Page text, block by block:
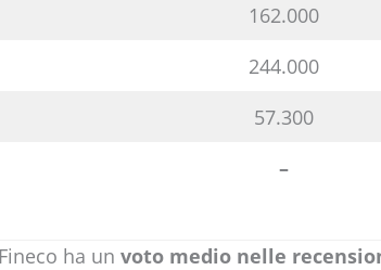
162.000
244.000
57.300
–
ha un voto medio nelle